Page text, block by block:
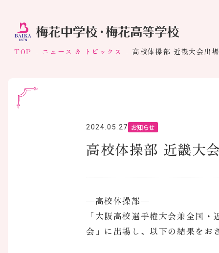
TOP ニュース & トピックス 高校体操部 近畿大会出
2024.05.27 お知らせ
高校体操部 近畿大
―高校体操部―
「大阪高校選手権大会兼全国
会」に出場し、以下の結果をお